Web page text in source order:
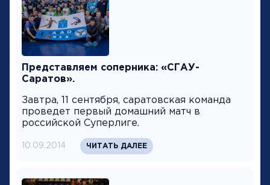
Представляем соперника: «СГАУ-
Саратов».
Завтра, 11 сентября, саратовская команда
проведет первый домашний матч в
российской Суперлиге.
10.09.2014 ЧИТАТЬ ДАЛЕЕ